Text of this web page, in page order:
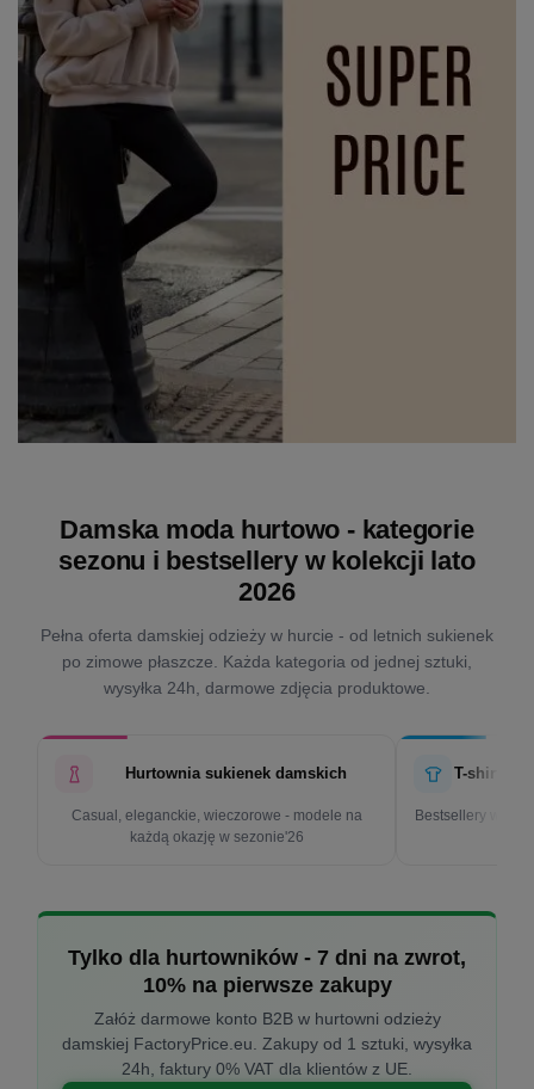
Damska moda hurtowo - kategorie
sezonu i bestsellery w kolekcji lato
2026
Pełna oferta damskiej odzieży w hurcie - od letnich sukienek
po zimowe płaszcze. Każda kategoria od jednej sztuki,
wysyłka 24h, darmowe zdjęcia produktowe.
Hurtownia sukienek damskich
Casual, eleganckie, wieczorowe - modele na
każdą okazję w sezonie'26
T-shirty
Bestsellery w
Tylko dla hurtowników - 7 dni na zwrot,
10% na pierwsze zakupy
Załóż darmowe konto B2B w hurtowni odzieży
damskiej FactoryPrice.eu. Zakupy od 1 sztuki, wysyłka
24h, faktury 0% VAT dla klientów z UE.